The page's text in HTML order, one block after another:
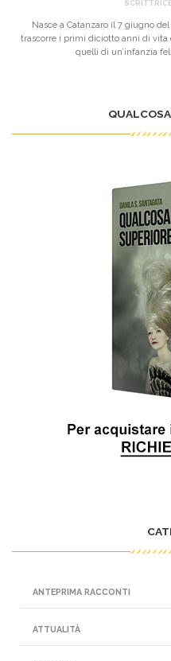
Nasce a Catanzaro il 7 giugno
trascorre i primi diciotto anni di
quelli di un’infanzia
ANTEPRIMA RACCONTI
ATTUALITÀ